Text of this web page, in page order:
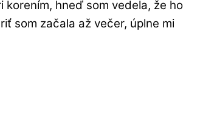
hneď som vedela, že ho
som začala až večer, úplne mi